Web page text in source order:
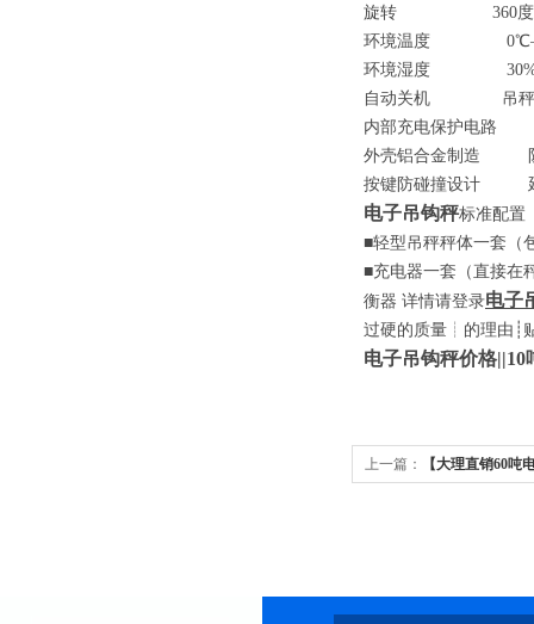
旋转 360
环境温度
环境湿度
自动关机 吊秤显
内部充电保护电路
外壳铝合金制造 防
按键防碰撞设计 延
电子吊钩秤标准配置
■轻型吊秤秤体一套 （
■充电器一套 （直接在
衡器 详情请登录电子
过硬的质量 ┊ 的理由 ┊
电子吊钩秤价格||10
上一篇： 【大理直销60吨